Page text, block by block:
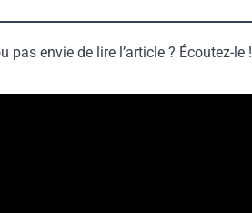
pas envie de lire l’article ? Écoutez-le !